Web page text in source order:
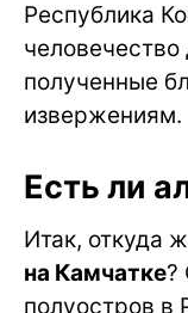
Республика
полученные
извержениям.
Есть ли
Итак, откуда
на Камчатке?
полуостров в